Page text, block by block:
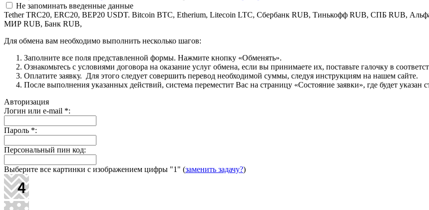
Не запоминать введенные данные
Tether TRC20, ERC20, BEP20 USDT. Bitcoin BTC, Etherium, Litecoin LTC, Сбербанк RUB, Тинькофф RUB, СПБ RUB,
МИР RUB, Банк RUB,
Для обмена вам необходимо выполнить несколько шагов:
Заполните все поля представленной формы. Нажмите кнопку «Обменять».
Ознакомьтесь с условиями договора на оказание услуг обмена, если вы принимаете их, поставьте галочку в
Оплатите заявку. Для этого следует совершить перевод необходимой суммы, следуя инструкциям на нашем сайте.
После выполнения указанных действий, система переместит Вас на страницу «Состояние заявки», где будет указан
Авторизация
Логин или e-mail *:
Пароль *:
Персональный пин код:
Выберите все картинки с изображением цифры "1" (заменить задачу?)